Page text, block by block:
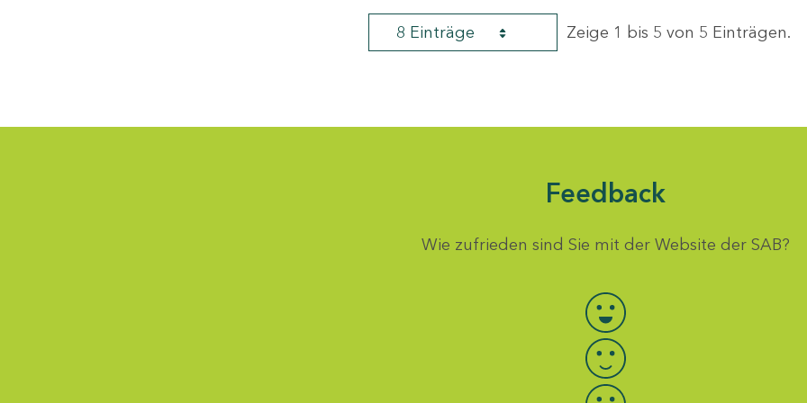
8 Einträge Zeige 1 bis 5 von 5 Einträgen.
Feedback
Wie zufrieden sind Sie mit der Website der SAB?
Bewertung auswählen